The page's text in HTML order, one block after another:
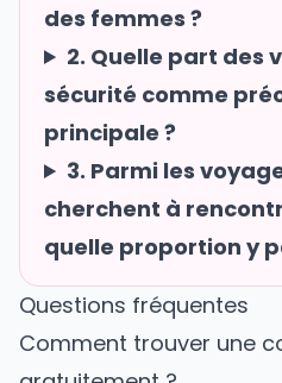
des femmes ?
2. Quelle part des
sécurité comme
principale ?
3. Parmi les
cherchent à
quelle proportion y
Questions fréquentes
Comment trouver une